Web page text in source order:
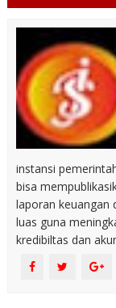
instansi
bisa
laporan keuangan
luas guna
kredibiltas dan